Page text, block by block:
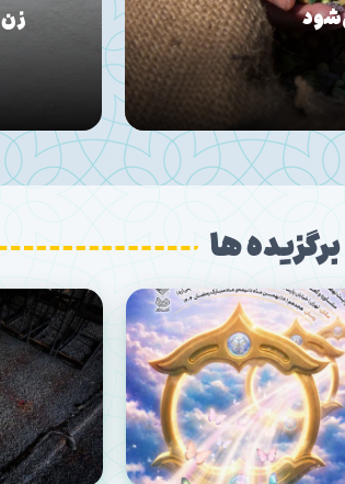
در حماسه رمضان
برگزیده ها